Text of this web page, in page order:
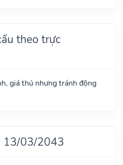
theo trực
giá thú nhưng tránh động
13/03/2043